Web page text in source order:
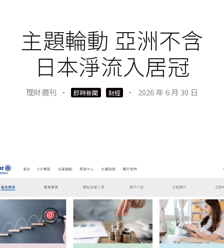
主題輪動 亞洲不含
日本淨流入居冠
理財週刊 · 即時新聞 財經 · 2026 年 6 月 30 日